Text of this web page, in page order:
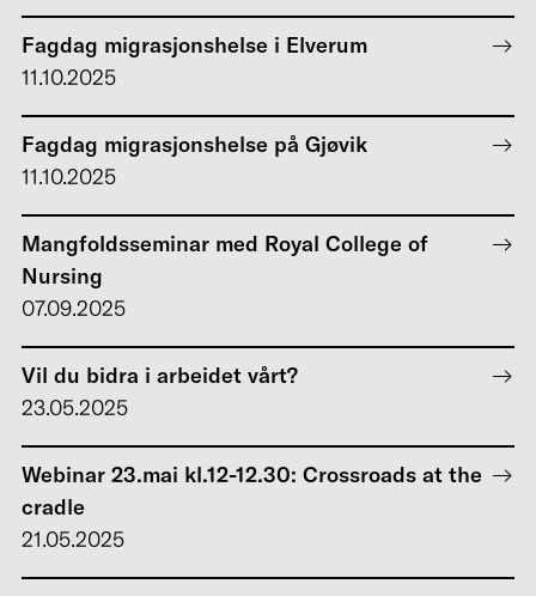
Fagdag migrasjonshelse i Elverum
11.10.2025
Fagdag migrasjonshelse på Gjøvik
11.10.2025
Mangfoldsseminar med Royal College of
Nursing
07.09.2025
Vil du bidra i arbeidet vårt?
23.05.2025
Webinar 23.mai kl.12-12.30: Crossroads at the
cradle
21.05.2025